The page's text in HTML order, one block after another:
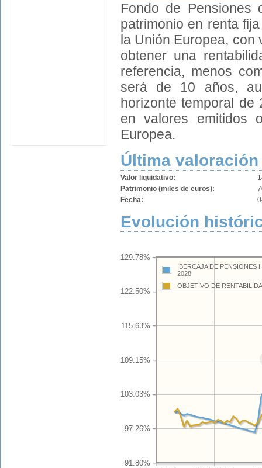
Fondo de Pensiones
patrimonio en renta
la Unión Europea, con
obtener una
referencia, menos
será de 10 años,
horizonte temporal de
en valores emitidos
Europea.
Última valoración
Valor liquidativo:
Patrimonio (miles de euros):
Fecha:
Evolución
91.80%
97.26%
103.03%
109.15%
115.63%
122.50%
129.78%
IBERCAJA DE PENSIONES
2028
OBJETIVO DE